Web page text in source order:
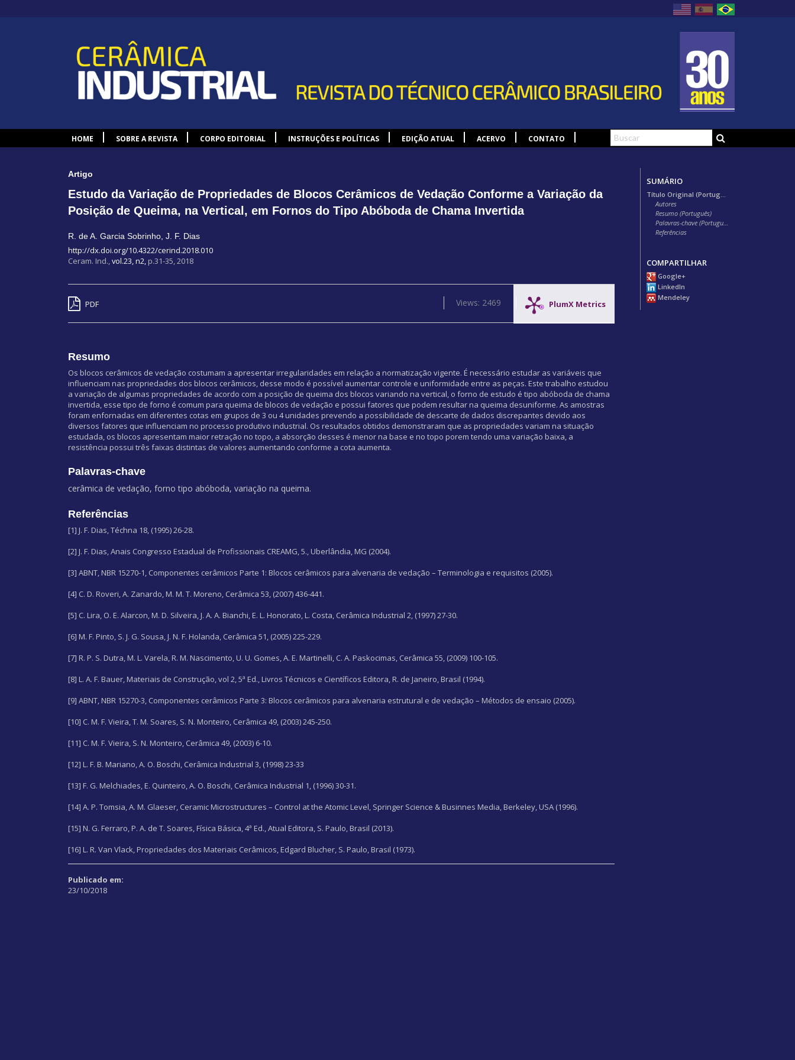
HOME SOBRE A REVISTA CORPO EDITORIAL INSTRUÇÕES E POLÍTICAS EDIÇÃO ATUAL ACERVO CONTATO
Artigo
Estudo da Variação de Propriedades de Blocos Cerâmicos de Vedação Conforme a Variação da
Posição de Queima, na Vertical, em Fornos do Tipo Abóboda de Chama Invertida
R. de A. Garcia Sobrinho ,J. F. Dias
http://dx.doi.org/10.4322/cerind.2018.010
Ceram. Ind.,vol.23, n2, p.31-35, 2018
PDF PlumX Metrics
Views: 2469
Resumo
Os blocos cerâmicos de vedação costumam a apresentar irregularidades em relação a normatização vigente. É necessário estudar as variáveis que
influenciam nas propriedades dos blocos cerâmicos, desse modo é possível aumentar controle e uniformidade entre as peças. Este trabalho estudou
a variação de algumas propriedades de acordo com a posição de queima dos blocos variando na vertical, o forno de estudo é tipo abóboda de chama
invertida, esse tipo de forno é comum para queima de blocos de vedação e possui fatores que podem resultar na queima desuniforme. As amostras
foram enfornadas em diferentes cotas em grupos de 3 ou 4 unidades prevendo a possibilidade de descarte de dados discrepantes devido aos
diversos fatores que influenciam no processo produtivo industrial. Os resultados obtidos demonstraram que as propriedades variam na situação
estudada, os blocos apresentam maior retração no topo, a absorção desses é menor na base e no topo porem tendo uma variação baixa, a
resistência possui três faixas distintas de valores aumentando conforme a cota aumenta.
Palavras-chave
cerâmica de vedação, forno tipo abóboda, variação na queima.
Referências
[1] J. F. Dias, Téchna 18, (1995) 26-28.
[2] J. F. Dias, Anais Congresso Estadual de Profissionais CREAMG, 5., Uberlândia, MG (2004).
[3] ABNT, NBR 15270-1, Componentes cerâmicos Parte 1: Blocos cerâmicos para alvenaria de vedação – Terminologia e requisitos (2005).
[4] C. D. Roveri, A. Zanardo, M. M. T. Moreno, Cerâmica 53, (2007) 436-441.
[5] C. Lira, O. E. Alarcon, M. D. Silveira, J. A. A. Bianchi, E. L. Honorato, L. Costa, Cerâmica Industrial 2, (1997) 27-30.
[6] M. F. Pinto, S. J. G. Sousa, J. N. F. Holanda, Cerâmica 51, (2005) 225-229.
[7] R. P. S. Dutra, M. L. Varela, R. M. Nascimento, U. U. Gomes, A. E. Martinelli, C. A. Paskocimas, Cerâmica 55, (2009) 100-105.
[8] L. A. F. Bauer, Materiais de Construção, vol 2, 5ª Ed., Livros Técnicos e Científicos Editora, R. de Janeiro, Brasil (1994).
[9] ABNT, NBR 15270-3, Componentes cerâmicos Parte 3: Blocos cerâmicos para alvenaria estrutural e de vedação – Métodos de ensaio (2005).
[10] C. M. F. Vieira, T. M. Soares, S. N. Monteiro, Cerâmica 49, (2003) 245-250.
[11] C. M. F. Vieira, S. N. Monteiro, Cerâmica 49, (2003) 6-10.
[12] L. F. B. Mariano, A. O. Boschi, Cerâmica Industrial 3, (1998) 23-33
[13] F. G. Melchiades, E. Quinteiro, A. O. Boschi, Cerâmica Industrial 1, (1996) 30-31.
[14] A. P. Tomsia, A. M. Glaeser, Ceramic Microstructures – Control at the Atomic Level, Springer Science & Businnes Media, Berkeley, USA (1996).
[15] N. G. Ferraro, P. A. de T. Soares, Física Básica, 4ª Ed., Atual Editora, S. Paulo, Brasil (2013).
[16] L. R. Van Vlack, Propriedades dos Materiais Cerâmicos, Edgard Blucher, S. Paulo, Brasil (1973).
Publicado em:
23/10/2018
SUMÁRIO
Autores
Resumo (Português)
Referências
COMPARTILHAR
Google+
LinkedIn
Mendeley